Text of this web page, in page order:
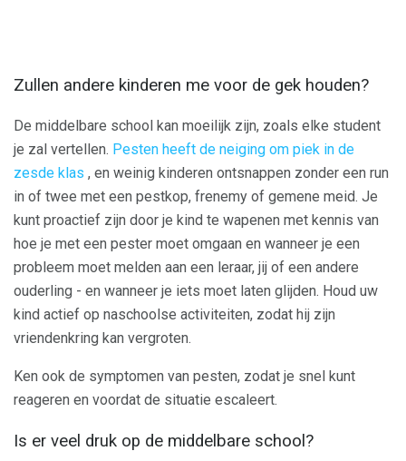
Zullen andere kinderen me voor de gek houden?
De middelbare school kan moeilijk zijn, zoals elke student
je zal vertellen. Pesten heeft de neiging om piek in de
zesde klas , en weinig kinderen ontsnappen zonder een run
in of twee met een pestkop, frenemy of gemene meid. Je
kunt proactief zijn door je kind te wapenen met kennis van
hoe je met een pester moet omgaan en wanneer je een
probleem moet melden aan een leraar, jij of een andere
ouderling - en wanneer je iets moet laten glijden. Houd uw
kind actief op naschoolse activiteiten, zodat hij zijn
vriendenkring kan vergroten.
Ken ook de symptomen van pesten, zodat je snel kunt
reageren en voordat de situatie escaleert.
Is er veel druk op de middelbare school?